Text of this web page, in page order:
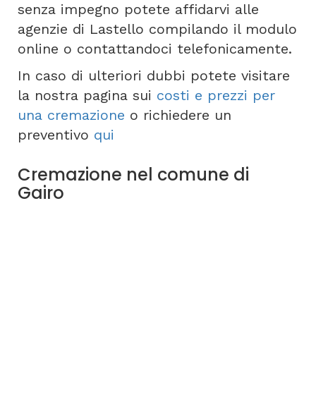
senza impegno potete affidarvi alle
agenzie di Lastello compilando il modulo
online o contattandoci telefonicamente.
In caso di ulteriori dubbi potete visitare
la nostra pagina sui costi e prezzi per
una cremazione o richiedere un
preventivo qui
Cremazione nel comune di
Gairo